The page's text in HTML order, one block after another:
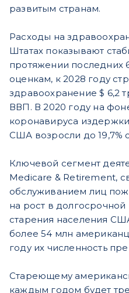
развитым странам.
Расходы на
Штатах показывают
протяжении последних
оценкам, к 2028 году
здравоохранение $ 6,2
ВВП. В 2020 году на
коронавируса
США возросли до 19,7%
Ключевой сегмент
Medicare & Retirement,
обслуживанием лиц
на рост в
старения населения
более 54 млн
году их численность
Стареющему
каждым годом будет